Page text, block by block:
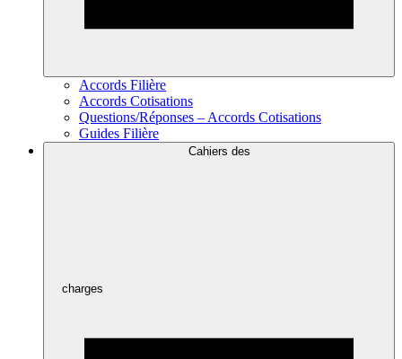
Accords Filière
Accords Cotisations
Questions/Réponses – Accords Cotisations
Guides Filière
Cahiers des
charges